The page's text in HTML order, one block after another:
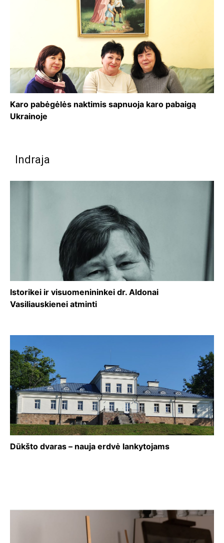
Karo pabėgėlės naktimis sapnuoja karo pabaigą
Ukrainoje
Indraja
Istorikei ir visuomenininkei dr. Aldonai
Vasiliauskienei atminti
Dūkšto dvaras – nauja erdvė lankytojams